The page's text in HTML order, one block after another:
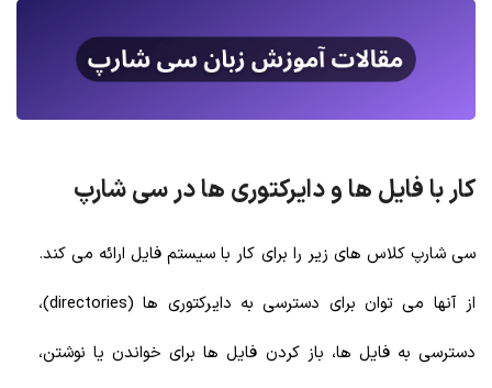
کار با فایل ها و دایرکتوری ها در سی شارپ
سی شارپ کلاس های زیر را برای کار با سیستم فایل ارائه می کند.
از آنها می توان برای دسترسی به دایرکتوری ها (directories)،
دسترسی به فایل ها، باز کردن فایل ها برای خواندن یا نوشتن،